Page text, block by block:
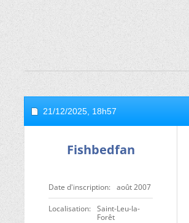
21/12/2025, 18h57
Fishbedfan
Date d'inscription août 2007
Localisation
Saint-Leu-la-
Forêt